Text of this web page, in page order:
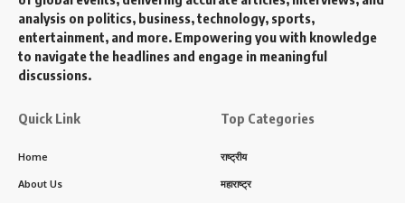
analysis on politics, business, technology, sports,
entertainment, and more. Empowering you with knowledge
to navigate the headlines and engage in meaningful
discussions.
Quick Link
Home
About Us
Top Categories
राष्ट्रीय
महाराष्ट्र